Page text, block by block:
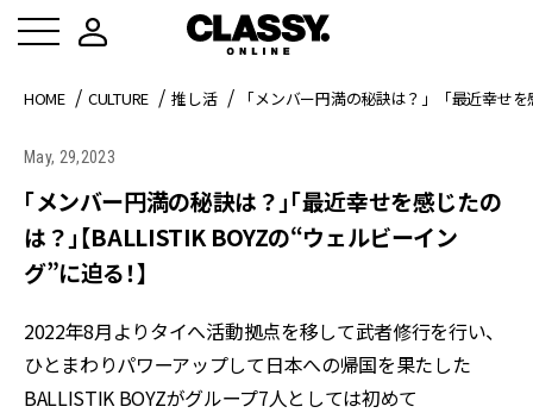
HOME CULTURE 推し活 「メンバー円満の秘訣は？」「最近幸せ
May, 29,2023
「メンバー円満の秘訣は？」「最近幸せを感じたの
は？」【BALLISTIK BOYZの“ウェルビーイン
グ”に迫る！】
2022年8月よりタイへ活動拠点を移して武者修行を行い、
ひとまわりパワーアップして日本への帰国を果たした
BALLISTIK BOYZがグループ7人としては初めて